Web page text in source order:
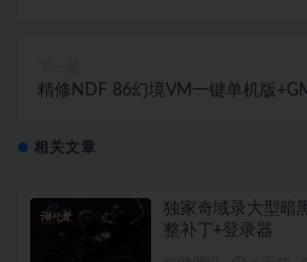
精修NDF 86幻境VM一键单机版
相关文章
独家奇域录大型暗
整补丁+登录器